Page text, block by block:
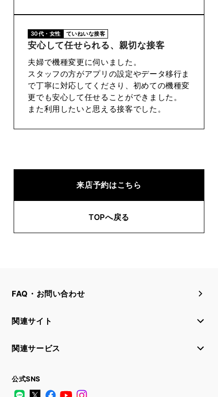
30代・女性 ていねいな接客
安心して任せられる、親切な接客
夫婦で機種変更に伺いました。
スタッフの方がアプリの設定やデータ移行ま
で丁寧に対応してくださり、初めての機種変
更でも安心して任せることができました。
また利用したいと思える接客でした。
来店予約はこちら
TOPへ戻る
FAQ・お問い合わせ
関連サイト
関連サービス
公式SNS
LINE
X FacebookYouTube